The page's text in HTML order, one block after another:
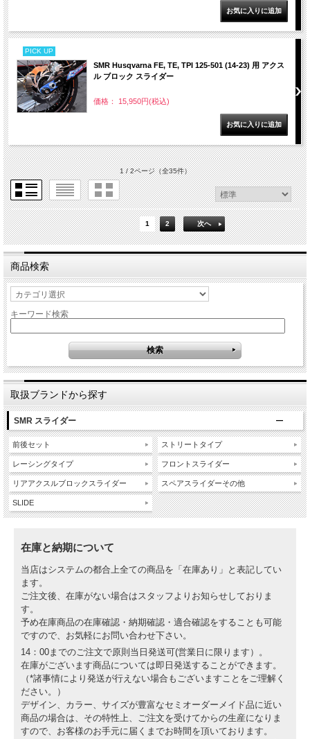
PICK UP
SMR Husqvarna FE, TE, TPI 125-501 (14-23) 用 アクス
ル ブロック スライダー
価格： 15,950円(税込)
1 / 2ページ（全35件）
1 2 次へ
商品検索
キーワード検索
取扱ブランドから探す
SMR スライダー
前後セット
レーシングタイプ
リアアクスルブロックスライダー
SLIDE
ストリートタイプ
フロントスライダー
スペアスライダーその他
在庫と納期について
当店はシステムの都合上全ての商品を「在庫あり」と表記してい
ます。
ご注文後、在庫がない場合はスタッフよりお知らせしておりま
す。
予め在庫商品の在庫確認・納期確認・適合確認をすることも可能
ですので、お気軽にお問い合わせ下さい。
14：00までのご注文で原則当日発送可(営業日に限ります）。
在庫がございます商品については即日発送することができます。
（*諸事情により発送が行えない場合もございますことをご理解く
ださい。）
デザイン、カラー、サイズが豊富なセミオーダーメイド品に近い
商品の場合は、その特性上、ご注文を受けてからの生産になりま
すので、お客様のお手元に届くまでお時間を頂いております。